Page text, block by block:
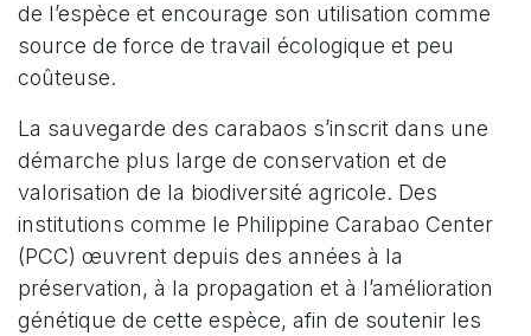
de l’espèce et encourage son utilisation comme
source de force de travail écologique et peu
coûteuse.
La sauvegarde des carabaos s’inscrit dans une
démarche plus large de conservation et de
valorisation de la biodiversité agricole. Des
institutions comme le Philippine Carabao Center
(PCC) œuvrent depuis des années à la
préservation, à la propagation et à l’amélioration
génétique de cette espèce, afin de soutenir les